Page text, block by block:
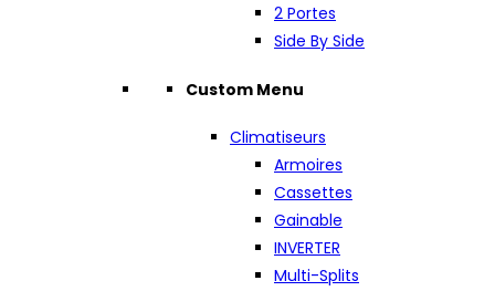
2 Portes
Side By Side
Custom Menu
Climatiseurs
Armoires
Cassettes
Gainable
INVERTER
Multi-Splits